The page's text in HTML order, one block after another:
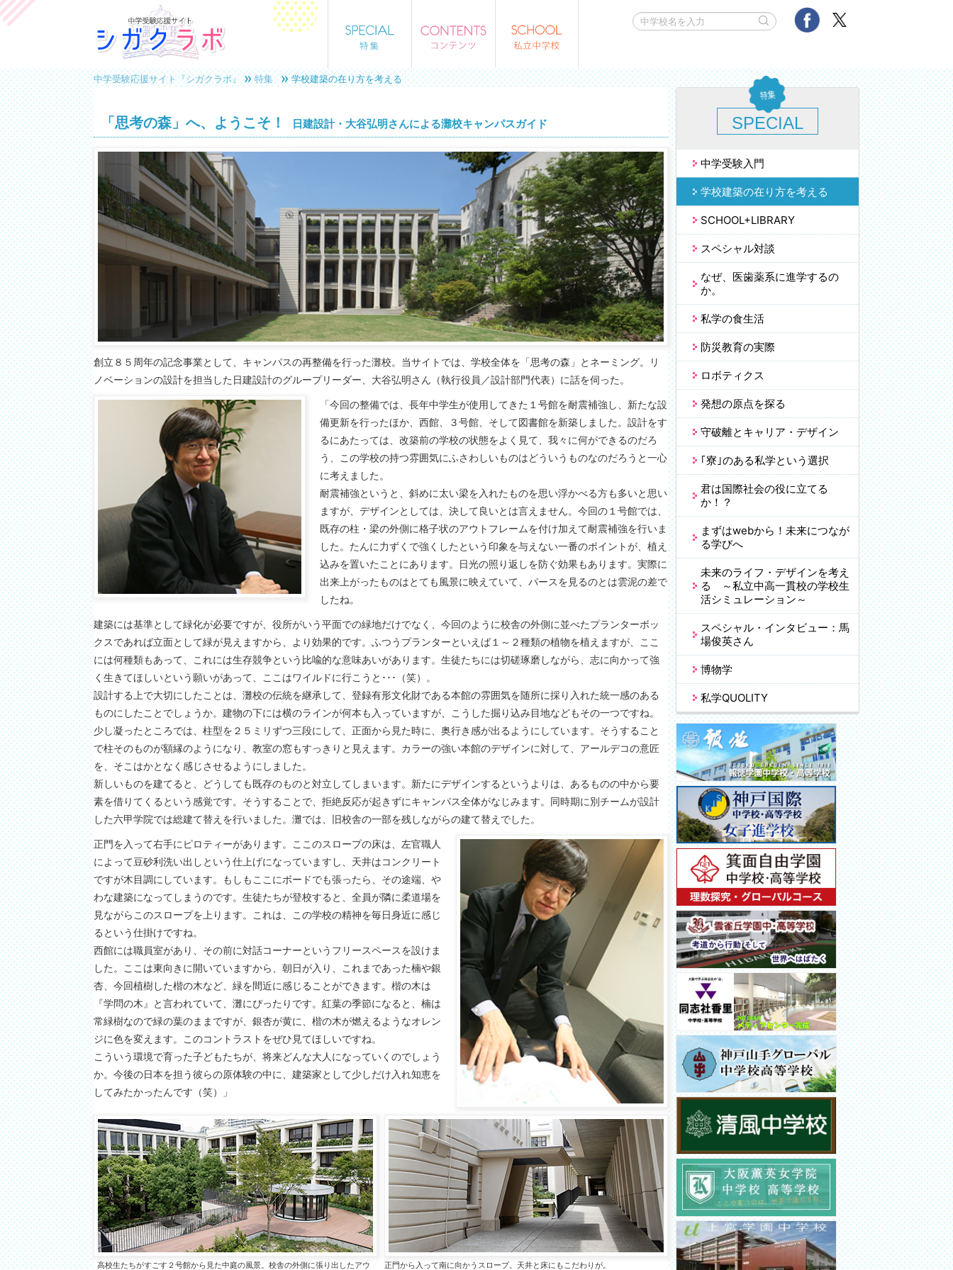
中学受験応援サイト『シガクラボ』 特集 学校建築の在り方を考える
「思考の森」へ、ようこそ！ 日建設計・大谷弘明さんによる灘校キャンパスガイド
創立８５周年の記念事業として、キャンパスの再整備を行った灘校。当サイトでは、学校全体を「思考の森」とネーミング。リ
ノベーションの設計を担当した日建設計のグループリーダー、大谷弘明さん（執行役員／設計部門代表）に話を伺った。
「今回の整備では、長年中学生が使用してきた１号館を耐震補強し、新たな設
備更新を行ったほか、西館、３号館、そして図書館を新築しました。設計をす
るにあたっては、改築前の学校の状態をよく見て、我々に何ができるのだろ
う、この学校の持つ雰囲気にふさわしいものはどういうものなのだろうと一心
に考えました。
耐震補強というと、斜めに太い梁を入れたものを思い浮かべる方も多いと思い
ますが、デザインとしては、決して良いとは言えません。今回の１号館では、
既存の柱・梁の外側に格子状のアウトフレームを付け加えて耐震補強を行いま
した。たんに力ずくで強くしたという印象を与えない一番のポイントが、植え
込みを置いたことにあります。日光の照り返しを防ぐ効果もあります。実際に
出来上がったものはとても風景に映えていて、パースを見るのとは雲泥の差で
したね。
建築には基準として緑化が必要ですが、役所がいう平面での緑地だけでなく、今回のように校舎の外側に並べたプランターボッ
クスであれば立面として緑が見えますから、より効果的です。ふつうプランターといえば１～２種類の植物を植えますが、ここ
には何種類もあって、これには生存競争という比喩的な意味あいがあります。生徒たちには切磋琢磨しながら、志に向かって強
く生きてほしいという願いがあって、ここはワイルドに行こうと･･･（笑）。
設計する上で大切にしたことは、灘校の伝統を継承して、登録有形文化財である本館の雰囲気を随所に採り入れた統一感のある
ものにしたことでしょうか。建物の下には横のラインが何本も入っていますが、こうした掘り込み目地などもその一つですね。
少し凝ったところでは、柱型を２５ミリずつ三段にして、正面から見た時に、奥行き感が出るようにしています。そうすること
で柱そのものが額縁のようになり、教室の窓もすっきりと見えます。カラーの強い本館のデザインに対して、アールデコの意匠
を、そこはかとなく感じさせるようにしました。
新しいものを建てると、どうしても既存のものと対立してしまいます。新たにデザインするというよりは、あるものの中から要
素を借りてくるという感覚です。そうすることで、拒絶反応が起きずにキャンパス全体がなじみます。同時期に別チームが設計
した六甲学院では総建て替えを行いました。灘では、旧校舎の一部を残しながらの建て替えでした。
正門を入って右手にピロティーがあります。ここのスロープの床は、左官職人
によって豆砂利洗い出しという仕上げになっていますし、天井はコンクリート
ですが木目調にしています。もしもここにボードでも張ったら、その途端、や
わな建築になってしまうのです。生徒たちが登校すると、全員が隣に柔道場を
見ながらこのスロープを上ります。これは、この学校の精神を毎日身近に感じ
るという仕掛けですね。
西館には職員室があり、その前に対話コーナーというフリースペースを設けま
した。ここは東向きに開いていますから、朝日が入り、これまであった楠や銀
杏、今回植樹した楷の木など、緑を間近に感じることができます。楷の木は
『学問の木』と言われていて、灘にぴったりです。紅葉の季節になると、楠は
常緑樹なので緑の葉のままですが、銀杏が黄に、楷の木が燃えるようなオレン
ジに色を変えます。このコントラストをぜひ見てほしいですね。
こういう環境で育った子どもたちが、将来どんな大人になっていくのでしょう
か。今後の日本を担う彼らの原体験の中に、建築家として少しだけ入れ知恵を
してみたかったんです（笑）」
高校生たちがすごす２号館から見た中庭の風景。校舎の外側に張り出したアウ 正門から入って南に向かうスロープ。天井と床にもこだわりが。
SPECIAL
中学受験入門
学校建築の在り方を考える
SCHOOL+LIBRARY
スペシャル対談
なぜ、医歯薬系に進学するの
か。
私学の食生活
防災教育の実際
ロボティクス
発想の原点を探る
守破離とキャリア・デザイン
｢寮｣のある私学という選択
君は国際社会の役に立てる
か！？
まずはwebから！未来につなが
る学びへ
未来のライフ・デザインを考え
る ～私立中高一貫校の学校生
活シミュレーション～
スペシャル・インタビュー：馬
場俊英さん
博物学
私学QUOLITY